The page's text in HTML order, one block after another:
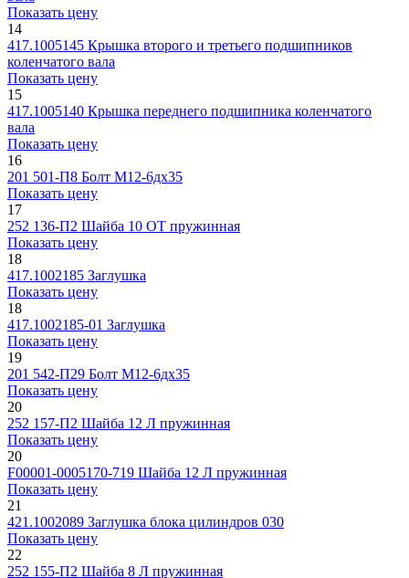
Показать цену
14
417.1005145 Крышка второго и третьего подшипников
коленчатого вала
Показать цену
15
417.1005140 Крышка переднего подшипника коленчатого
вала
Показать цену
16
201 501-П8 Болт М12-6дх35
Показать цену
17
252 136-П2 Шайба 10 ОТ пружинная
Показать цену
18
417.1002185 Заглушка
Показать цену
18
417.1002185-01 Заглушка
Показать цену
19
201 542-П29 Болт М12-6дх35
Показать цену
20
252 157-П2 Шайба 12 Л пружинная
Показать цену
20
F00001-0005170-719 Шайба 12 Л пружинная
Показать цену
21
421.1002089 Заглушка блока цилиндров 030
Показать цену
22
252 155-П2 Шайба 8 Л пружинная